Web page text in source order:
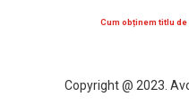
Cum obținem titlu de
Copyright @ 2023.